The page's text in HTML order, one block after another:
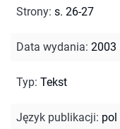
Strony: s. 26-27
Data wydania: 2003
Typ: Tekst
Język publikacji: pol